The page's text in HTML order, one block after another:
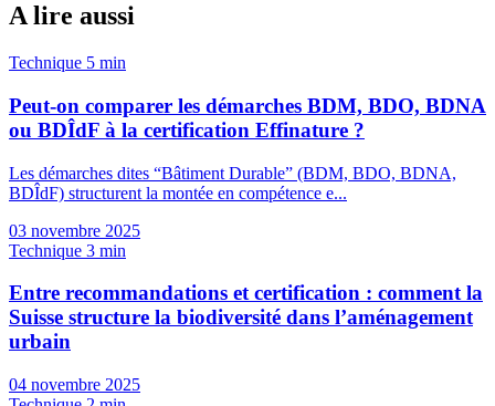
A lire aussi
Technique 5 min
Peut-on comparer les démarches BDM, BDO, BDNA
ou BDÎdF à la certification Effinature ?
Les démarches dites “Bâtiment Durable” (BDM, BDO, BDNA,
BDÎdF) structurent la montée en compétence e...
03 novembre 2025
Technique 3 min
Entre recommandations et certification : comment la
Suisse structure la biodiversité dans l’aménagement
urbain
04 novembre 2025